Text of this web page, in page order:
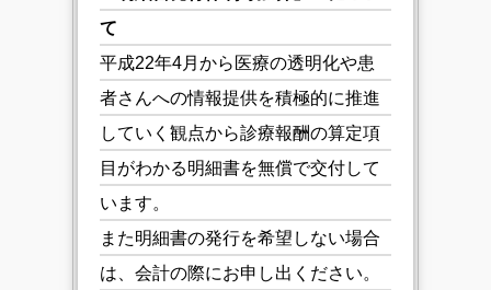
て
平成22年4月から医療の透明化や患
者さんへの情報提供を積極的に推進
していく観点から診療報酬の算定項
目がわかる明細書を無償で交付して
います。
また明細書の発行を希望しない場合
は、会計の際にお申し出ください。